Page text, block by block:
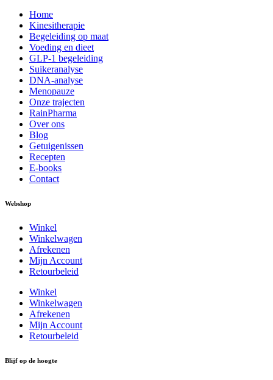
Home
Kinesitherapie
Begeleiding op maat
Voeding en dieet
GLP-1 begeleiding
Suikeranalyse
DNA-analyse
Menopauze
Onze trajecten
RainPharma
Over ons
Blog
Getuigenissen
Recepten
E-books
Contact
Webshop
Winkel
Winkelwagen
Afrekenen
Mijn Account
Retourbeleid
Winkel
Winkelwagen
Afrekenen
Mijn Account
Retourbeleid
Blijf op de hoogte